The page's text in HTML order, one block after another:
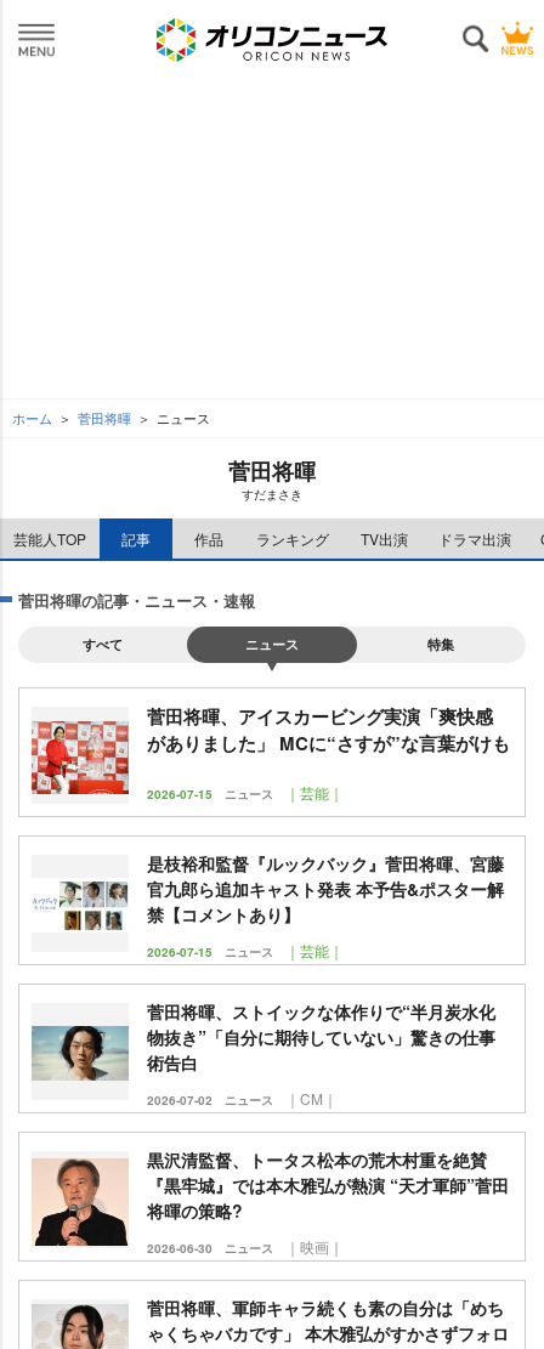
ホーム 菅田将暉 ニュース
菅田将暉
すだまさき
芸能人TOP 記事 作品 ランキング TV出演 ドラマ出演
菅田将暉の記事・ニュース・速報
すべて ニュース 特集
菅田将暉、アイスカービング実演「爽快感
がありました」 MCに“さすが”な言葉がけも
2026-07-15 ニュース ｜芸能｜
是枝裕和監督『ルックバック』菅田将暉、宮藤
官九郎ら追加キャスト発表 本予告&ポスター解
禁【コメントあり】
2026-07-15 ニュース ｜芸能｜
菅田将暉、ストイックな体作りで“半月炭水化
物抜き”「自分に期待していない」驚きの仕事
術告白
2026-07-02 ニュース ｜CM｜
黒沢清監督、トータス松本の荒木村重を絶賛
『黒牢城』では本木雅弘が熱演 “天才軍師”菅田
将暉の策略?
2026-06-30 ニュース ｜映画｜
菅田将暉、軍師キャラ続くも素の自分は「めち
ゃくちゃバカです」 本木雅弘がすかさずフォロ